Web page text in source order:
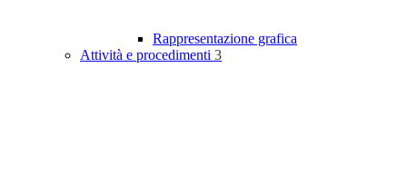
Rappresentazione grafica
Attività e procedimenti 3